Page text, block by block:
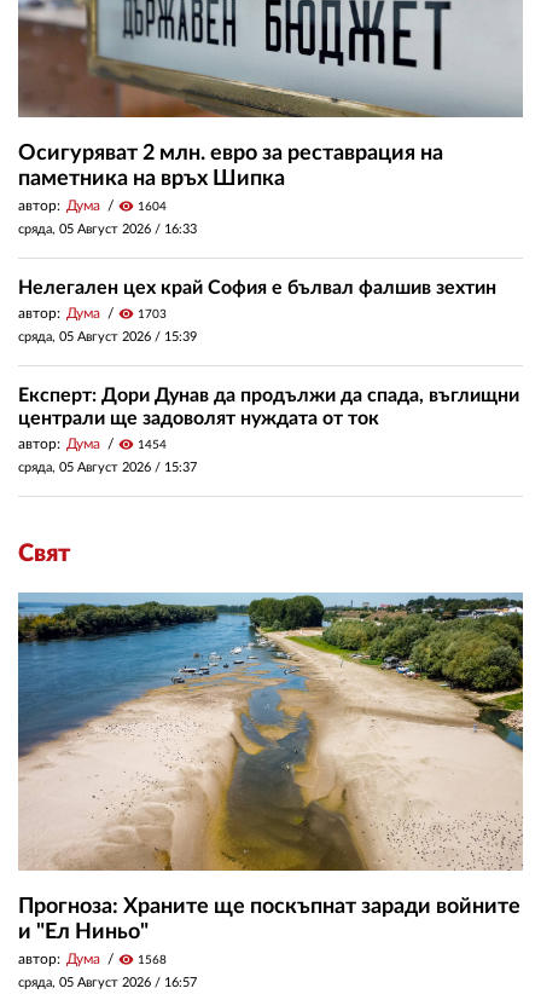
Осигуряват 2 млн. евро за реставрация на
паметника на връх Шипка
автор: Дума visibility 1604
сряда, 05 Август 2026 / 16:33
Нелегален цех край София е бълвал фалшив зехтин
автор: Дума visibility 1703
сряда, 05 Август 2026 / 15:39
Експерт: Дори Дунав да продължи да спада, въглищни
централи ще задоволят нуждата от ток
автор: Дума visibility 1454
сряда, 05 Август 2026 / 15:37
Свят
Прогноза: Храните ще поскъпнат заради войните
и "Ел Ниньо"
автор: Дума visibility 1568
сряда, 05 Август 2026 / 16:57